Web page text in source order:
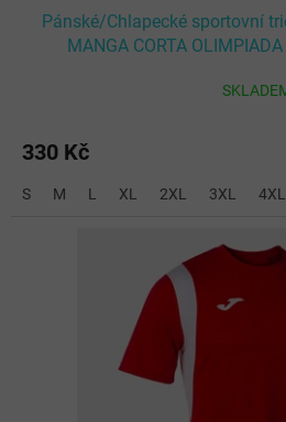
Pánské/Chlapecké sportovní
MANGA CORTA
330 Kč
S M L XL 2XL 3XL 4XL